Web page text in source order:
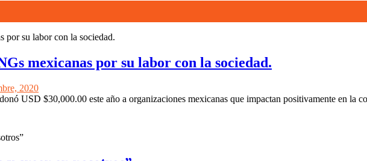
mexicanas por su labor con la sociedad.
2020
USD $30,000.00 este año a organizaciones mexicanas que impactan positivamente en la